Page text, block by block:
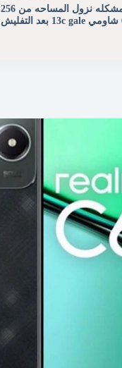
حصريا حل مشكله نزول المساحه من 256